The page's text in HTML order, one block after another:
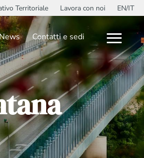
Territoriale Lavora con noi EN/IT
Contatti e sedi